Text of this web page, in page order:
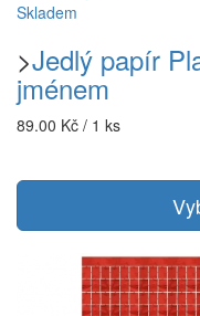
Skladem
>Jedlý papír
jménem
89.00 Kč / 1 ks